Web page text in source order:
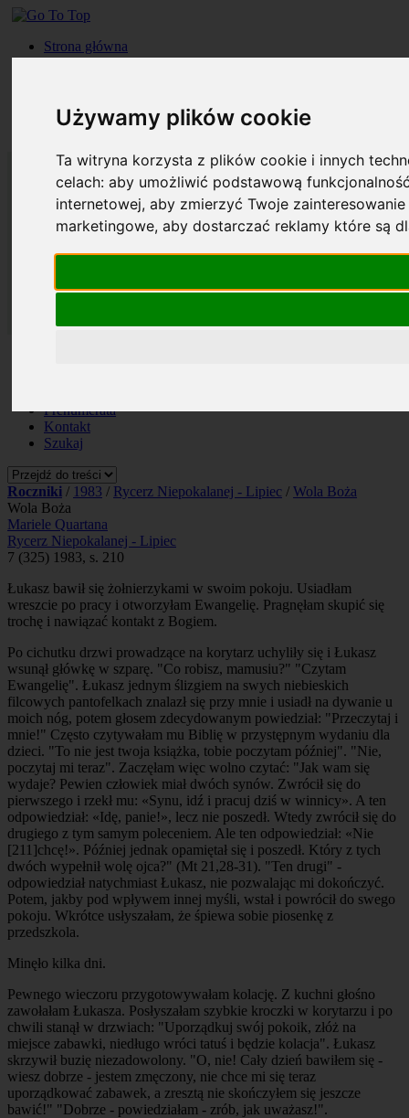
Używamy plików cookie
Ta witryna korzysta z plików cookie i innych
celach:aby umożliwić podstawową
internetowej,aby zmierzyć Twoje
marketingowe,aby dostarczać reklamy które są
Strona główna
Roczniki
Kontakt
Szukaj
Prenumerata
Kontakt
Szukaj
Roczniki / 1983 / Rycerz Niepokalanej - Lipiec / Wola Boża
Wola Boża
Mariele Quartana
Rycerz Niepokalanej - Lipiec
7 (325) 1983, s. 210
Łukasz bawił się żołnierzykami w swoim pokoju. Usiadłam
wreszcie po pracy i otworzyłam Ewangelię. Pragnęłam skupić się
trochę i nawiązać kontakt z Bogiem.
Po cichutku drzwi prowadzące na korytarz uchyliły się i Łukasz
wsunął główkę w szparę. "Co robisz, mamusiu?" "Czytam
Ewangelię". Łukasz jednym ślizgiem na swych niebieskich
filcowych pantofelkach znalazł się przy mnie i usiadł na dywanie u
moich nóg, potem głosem zdecydowanym powiedział: "Przeczytaj i
mnie!" Często czytywałam mu Biblię w przystępnym wydaniu dla
dzieci. "To nie jest twoja książka, tobie poczytam później". "Nie,
poczytaj mi teraz". Zaczęłam więc wolno czytać: "Jak wam się
wydaje? Pewien człowiek miał dwóch synów. Zwrócił się do
pierwszego i rzekł mu: «Synu, idź i pracuj dziś w winnicy». A ten
odpowiedział: «Idę, panie!», lecz nie poszedł. Wtedy zwrócił się do
drugiego z tym samym poleceniem. Ale ten odpowiedział: «Nie
[211]chcę!». Później jednak opamiętał się i poszedł. Który z tych
dwóch wypełnił wolę ojca?" (Mt 21,28-31). "Ten drugi" -
odpowiedział natychmiast Łukasz, nie pozwalając mi dokończyć.
Potem, jakby pod wpływem innej myśli, wstał i powrócił do swego
pokoju. Wkrótce usłyszałam, że śpiewa sobie piosenkę z
przedszkola.
Minęło kilka dni.
Pewnego wieczoru przygotowywałam kolację. Z kuchni głośno
zawołałam Łukasza. Posłyszałam szybkie kroczki w korytarzu i po
chwili stanął w drzwiach: "Uporządkuj swój pokoik, złóż na
miejsce zabawki, niedługo wróci tatuś i będzie kolacja". Łukasz
skrzywił buzię niezadowolony. "O, nie! Cały dzień bawiłem się -
wiesz dobrze - jestem zmęczony, nie chce mi się teraz
uporządkować zabawek, a zresztą nie skończyłem się jeszcze
bawić!" "Dobrze - powiedziałam - zrób, jak uważasz!".